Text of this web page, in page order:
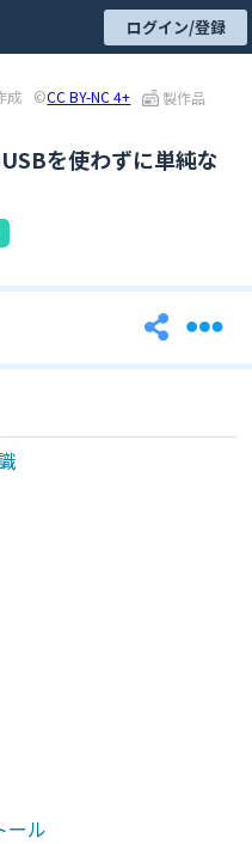
ログイン/登録
成 ©CC BY-NC 4+
製作品
を使わずに単純な
ール